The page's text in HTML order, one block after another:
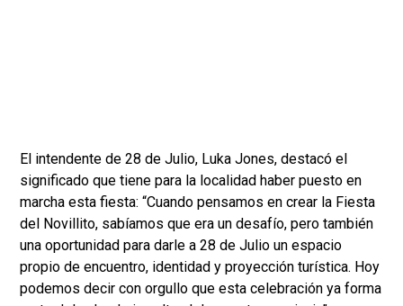
El intendente de 28 de Julio, Luka Jones, destacó el
significado que tiene para la localidad haber puesto en
marcha esta fiesta: “Cuando pensamos en crear la Fiesta
del Novillito, sabíamos que era un desafío, pero también
una oportunidad para darle a 28 de Julio un espacio
propio de encuentro, identidad y proyección turística. Hoy
podemos decir con orgullo que esta celebración ya forma